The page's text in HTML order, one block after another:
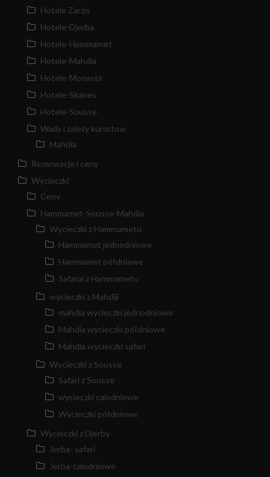
Hotele Zarzis
Hotele-Djerba
Hotele-Hammamet
Hotele-Mahdia
Hotele-Monastir
Hotele-Skanes
Hotele-Sousse
Wady i zalety kurortow
Mahdia
Rezerwacje i ceny
Wycieczki
Ceny
Hammamet-Sousse-Mahdia
Wycieczki z Hammametu
Hammamet jednodniowe
Hammamet półdniowe
Safarai z Hammametu
wycieczki z Mahdiji
mahdia wycieczki jednodniowe
Mahdia wycieczki półdniowe
Mahdia wycieczki safari
Wycieczki z Sousse
Safari z Sousse
wycieczki calodniowe
Wycieczki półdniowe
Wycieczki z Djerby
Jerba- safari
Jerba-calodniowe